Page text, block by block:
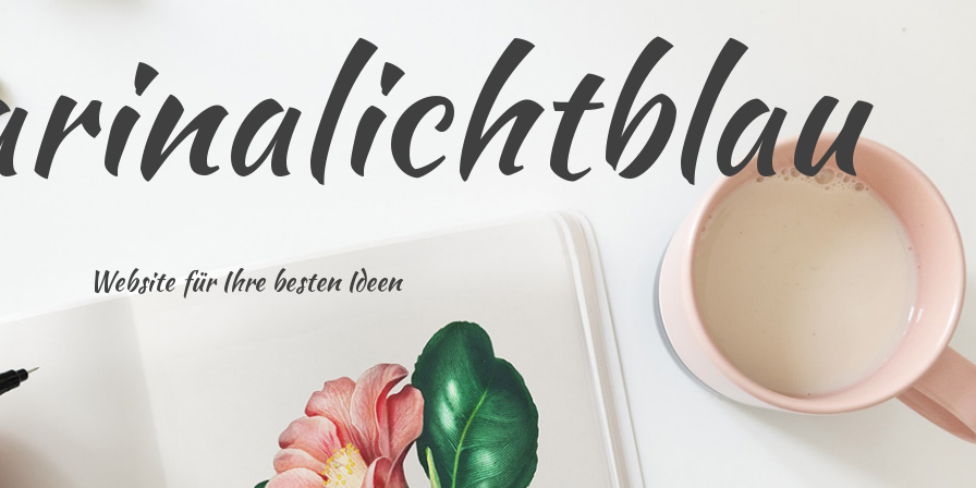
Website für Ihre besten Ideen